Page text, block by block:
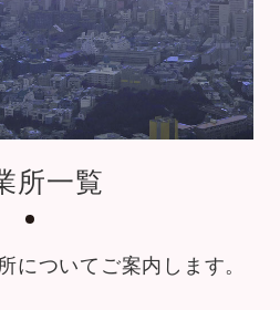
所一覧
についてご案内します。